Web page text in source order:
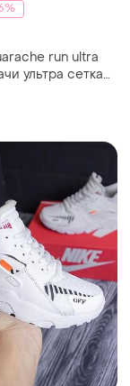
run ultra
ультра сетка